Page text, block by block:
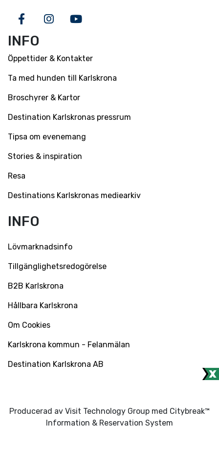
FacebookInstagram
Youtube
INFO
Öppettider & Kontakter
Ta med hunden till Karlskrona
Broschyrer & Kartor
Destination Karlskronas pressrum
Tipsa om evenemang
Stories & inspiration
Resa
Destinations Karlskronas mediearkiv
INFO
Lövmarknadsinfo
Tillgänglighetsredogörelse
B2B Karlskrona
Hållbara Karlskrona
Om Cookies
Karlskrona kommun - Felanmälan
Destination Karlskrona AB
Producerad av Visit Technology Group med Citybreak™
Information & Reservation System